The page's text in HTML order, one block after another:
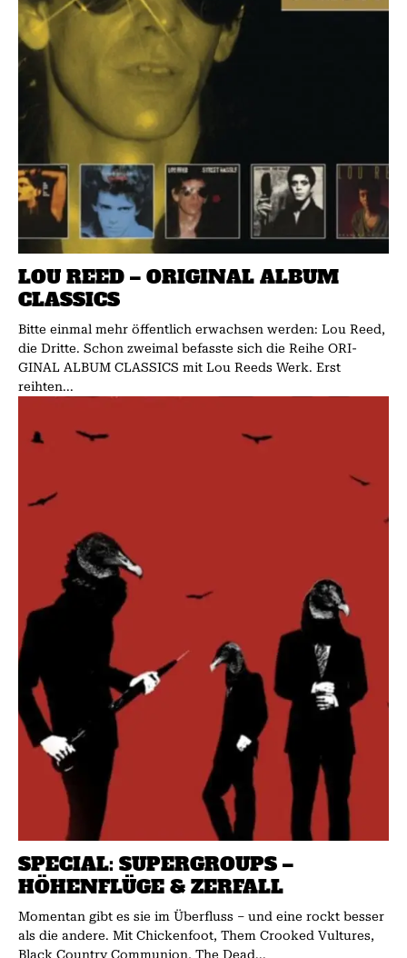
LOU REED – ORIGINAL ALBUM
CLASSICS
Bitte einmal mehr öffentlich erwachsen werden: Lou Reed,
die Dritte. Schon zweimal befasste sich die Reihe ORI­­
GINAL AL­­BUM CLASSICS mit Lou Reeds Werk. Erst
reihten...
SPECIAL: SUPERGROUPS –
HÖHENFLÜGE & ZERFALL
Momentan gibt es sie im Überfluss – und eine rockt besser
als die andere. Mit Chickenfoot, Them Crooked Vultures,
Black Country Communion, The Dead...